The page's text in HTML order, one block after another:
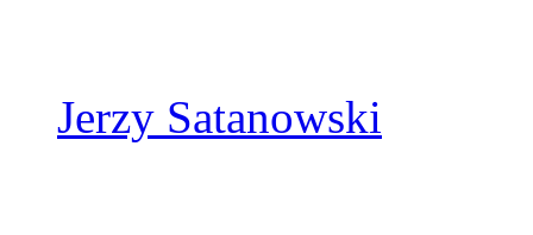
Jerzy Satanowski